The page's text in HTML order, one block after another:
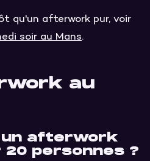
qu'un afterwork pur, voir
soir au Mans.
au
un afterwork
20 personnes ?